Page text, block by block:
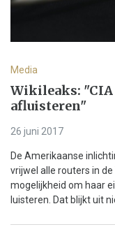
Media
Wikileaks: "CIA
afluisteren"
26 juni 2017
De Amerikaanse
vrijwel alle routers in
mogelijkheid om haar
luisteren. Dat blijkt uit